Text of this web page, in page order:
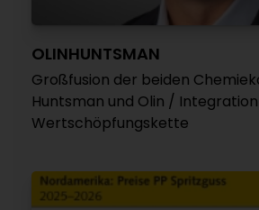
OLINHUNTSMAN
Großfusion der beiden
Huntsman und Olin /
Wertschöpfungskette